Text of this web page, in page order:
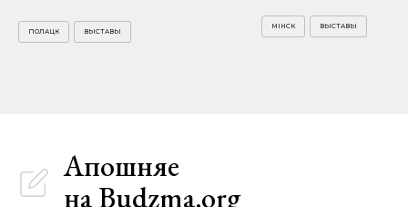
ПОЛАЦК ВЫСТАВЫ
МІНСК ВЫСТАВЫ
Апошняе
на Budzma.org